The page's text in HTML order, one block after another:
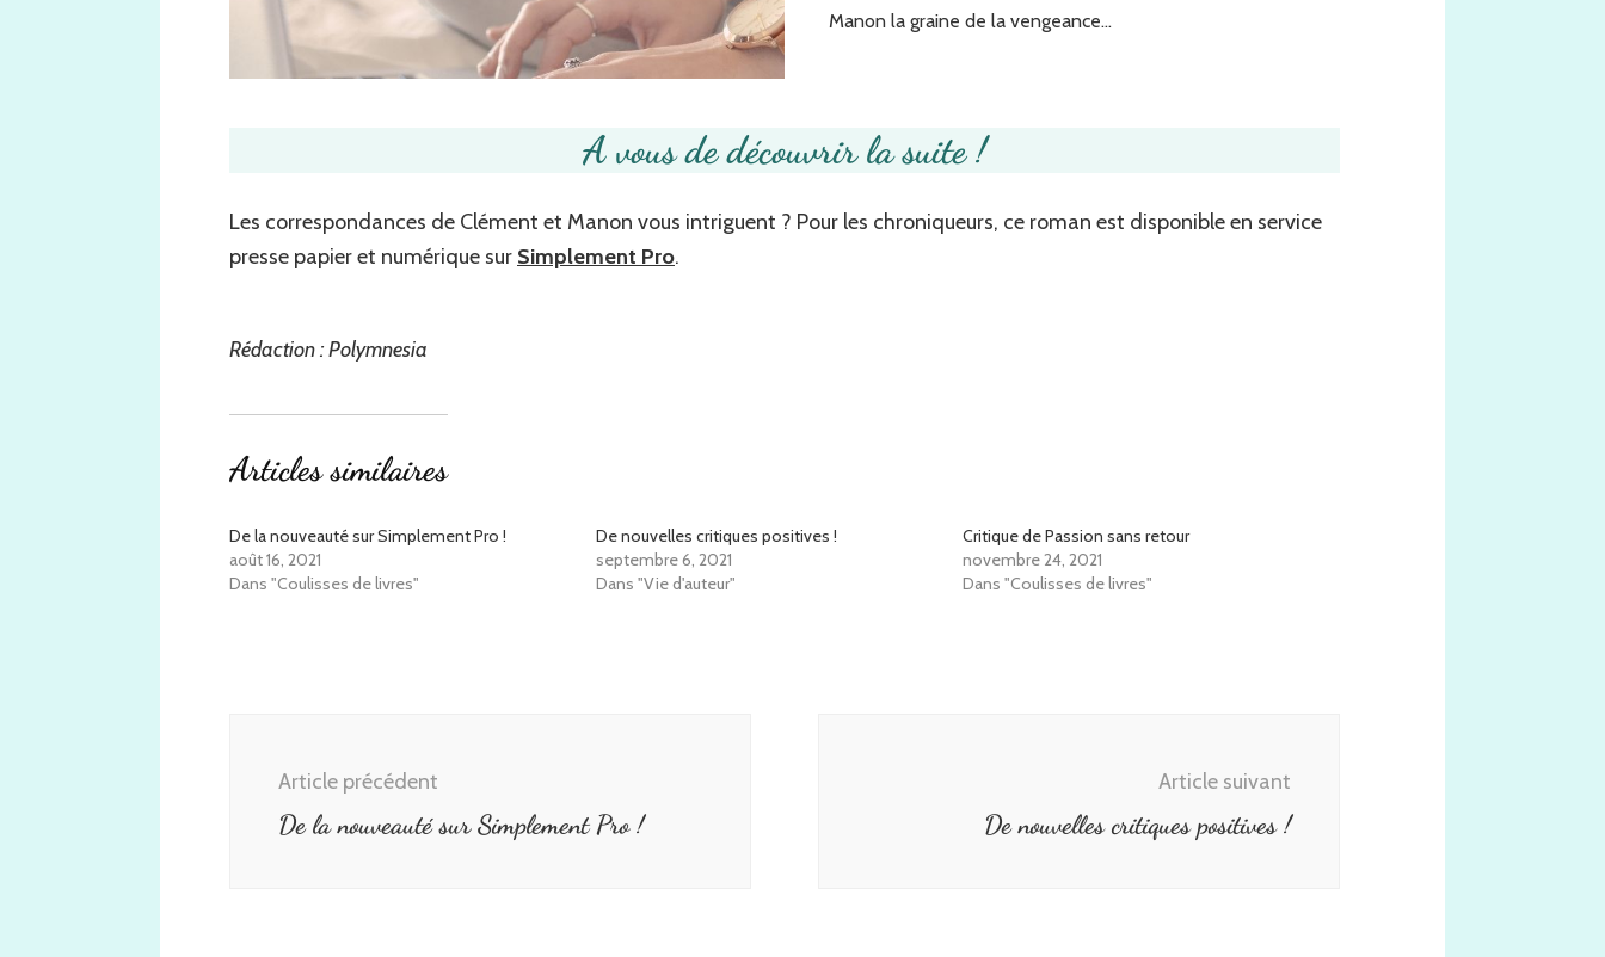
Manon la graine de la vengeance…
A vous de découvrir la suite !
Les correspondances de Clément et Manon vous intriguent ? Pour les chroniqueurs, ce roman est disponible en service
presse papier et numérique sur Simplement Pro.
Rédaction : Polymnesia
Articles similaires
De la nouveauté sur Simplement Pro !
août 16, 2021
Dans "Coulisses de livres"
De nouvelles critiques positives !
septembre 6, 2021
Dans "Vie d'auteur"
Critique de Passion sans retour
novembre 24, 2021
Dans "Coulisses de livres"
d'article
Article précédent
De la nouveauté sur Simplement Pro !
Article suivant
De nouvelles critiques positives !